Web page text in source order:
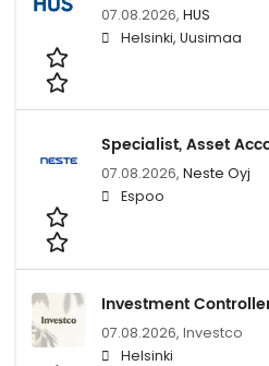
07.08.2026, HUS
Helsinki, Uusimaa
Specialist, Asset
07.08.2026, Neste Oyj
Espoo
Investment
07.08.2026, Investco
Helsinki